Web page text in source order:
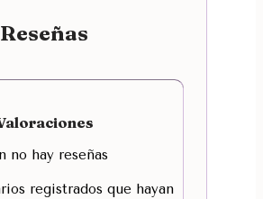
Reseñas
no hay reseñas
registrados que hayan